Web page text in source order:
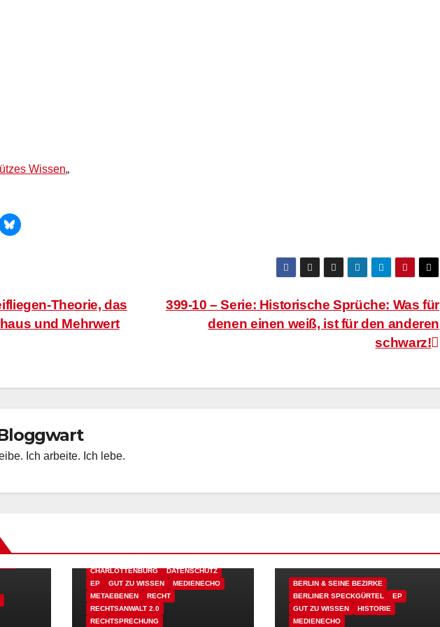
Wissen„
399-10 – Serie: Historische Sprüche: Was für
denen einen weiß, ist für den anderen
schwarz!
Theorie, das
und Mehrwert
Ich arbeite. Ich lebe.
CHARLOTTENBURG
DATENSCHUTZ
EP
GUT ZU WISSEN
MEDIENECHO
METAEBENEN
RECHT
RECHTSANWALT 2.0
RECHTSPRECHUNG
BERLIN & SEINE BEZIRKE
BERLINER SPECKGÜRTEL
EP
GUT ZU WISSEN
HISTORIE
MEDIENECHO